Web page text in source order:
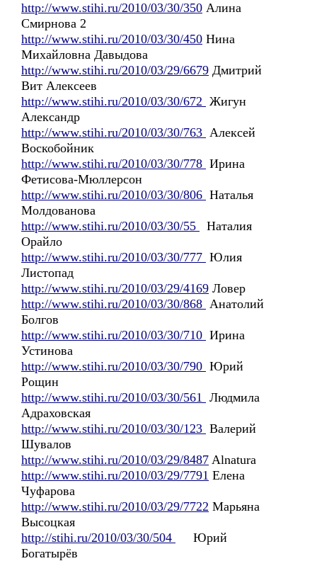
http://www.stihi.ru/2010/03/30/350 Алина
Смирнова 2
http://www.stihi.ru/2010/03/30/450 Нина
Михайловна Давыдова
http://www.stihi.ru/2010/03/29/6679 Дмитрий
Вит Алексеев
http://www.stihi.ru/2010/03/30/672 Жигун
Александр
http://www.stihi.ru/2010/03/30/763 Алексей
Воскобойник
http://www.stihi.ru/2010/03/30/778 Ирина
Фетисова-Мюллерсон
http://www.stihi.ru/2010/03/30/806 Наталья
Молдованова
http://www.stihi.ru/2010/03/30/55
Наталия
Орайло
http://www.stihi.ru/2010/03/30/777 Юлия
Листопад
http://www.stihi.ru/2010/03/29/4169 Ловер
http://www.stihi.ru/2010/03/30/868 Анатолий
Болгов
http://www.stihi.ru/2010/03/30/710 Ирина
Устинова
http://www.stihi.ru/2010/03/30/790 Юрий
Рощин
http://www.stihi.ru/2010/03/30/561 Людмила
Адраховская
http://www.stihi.ru/2010/03/30/123 Валерий
Шувалов
http://www.stihi.ru/2010/03/29/8487 Alnatura
http://www.stihi.ru/2010/03/29/7791 Елена
Чуфарова
http://www.stihi.ru/2010/03/29/7722 Марьяна
Высоцкая
http://stihi.ru/2010/03/30/504
Юрий
Богатырёв